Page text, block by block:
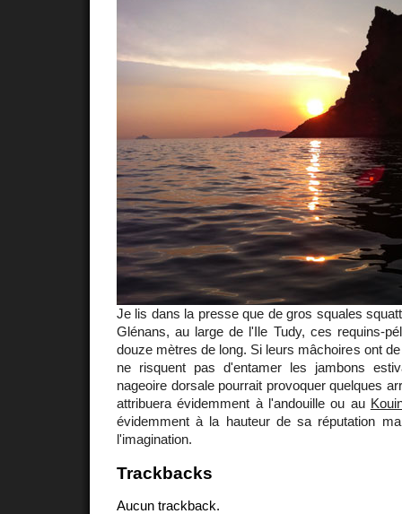
Je lis dans la presse que de gros squales
Glénans, au large de l'Ile Tudy, ces requins-
douze mètres de long. Si leurs mâchoires ont
ne risquent pas d'entamer les jambons
nageoire dorsale pourrait provoquer quelques
attribuera évidemment à l'andouille ou au
évidemment à la hauteur de sa réputation
l'imagination.
Trackbacks
Aucun trackback.